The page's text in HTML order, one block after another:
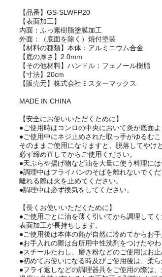
【品番】GS-SLWFP20
【表面加工】
内面：ふっ素樹脂塗膜加工
外面：（底面を除く）焼付塗装
【材料の種類】本体：アルミニウム合金
【底の厚さ】2.0mm
【その他材料】ハンドル：フェノール樹脂
【寸法】20cm
【安全にお使いいただくために】
●ご使用時はコンロの中央において炎が底面
●ご使用中にネジ止めされた取っ手がゆるむ
そのままご使用になりますと、脱落してやけ
必ず締め直してからご使用ください。
●天ぷらや揚げ物など油を大量に使う料理には
●調理中はフライパンのそばを離れないでくだ
離れる際は火を止めてください。
【長くお使いいただくために】
●ご使用ごとに油を薄く引いてから調理してく
表面加工が長持ちします。
●ご使用後は本体の熱が自然に冷めてからお
●お手入れの際は台所用中性洗剤をつけたや
●スチールたわし、磨き粉などのご使用はお
●初めてお使いになる時及びご使用後は、柔